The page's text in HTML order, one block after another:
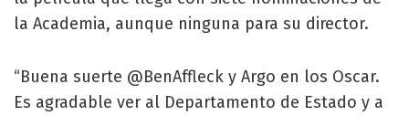
la Academia, aunque ninguna para su director.
“Buena suerte @BenAffleck y Argo en los Oscar.
Es agradable ver al Departamento de Estado y a